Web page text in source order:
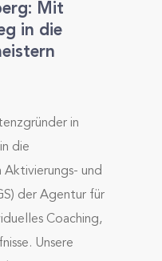
Mit
in die
in
die
und
der Agentur für
Coaching,
Unsere